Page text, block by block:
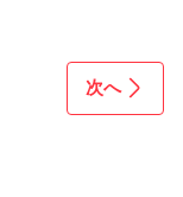
次へ